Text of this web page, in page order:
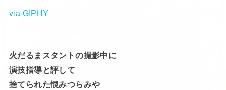
via GIPHY
火だるまスタントの撮影中に
演技指導と評して
捨てられた恨みつらみや